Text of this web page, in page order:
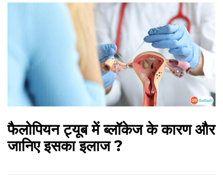
फैलोपियन ट्यूब में ब्लॉकेज के कारण और
जानिए इसका इलाज ?